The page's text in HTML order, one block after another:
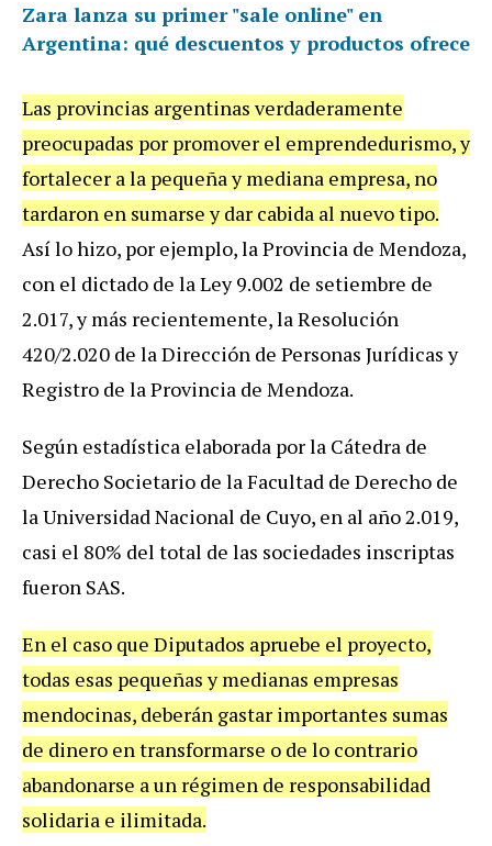
Zara lanza su primer "sale online" en
Argentina: qué descuentos y productos ofrece
Las provincias argentinas verdaderamente
preocupadas por promover el emprendedurismo, y
fortalecer a la pequeña y mediana empresa, no
tardaron en sumarse y dar cabida al nuevo tipo.
Así lo hizo, por ejemplo, la Provincia de Mendoza,
con el dictado de la Ley 9.002 de setiembre de
2.017, y más recientemente, la Resolución
420/2.020 de la Dirección de Personas Jurídicas y
Registro de la Provincia de Mendoza.
Según estadística elaborada por la Cátedra de
Derecho Societario de la Facultad de Derecho de
la Universidad Nacional de Cuyo, en al año 2.019,
casi el 80% del total de las sociedades inscriptas
fueron SAS.
En el caso que Diputados apruebe el proyecto,
todas esas pequeñas y medianas empresas
mendocinas, deberán gastar importantes sumas
de dinero en transformarse o de lo contrario
abandonarse a un régimen de responsabilidad
solidaria e ilimitada.